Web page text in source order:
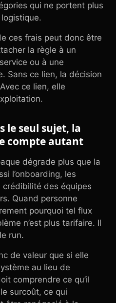
qui ne portent plus
ces frais peut donc être
la règle à un
ou à une
Sans ce lien, la décision
ce lien, elle
le seul sujet, la
compte autant
dégrade plus que la
l’onboarding, les
des équipes
Quand personne
pourquoi tel flux
n’est plus tarifaire. Il
run.
de valeur que si elle
au lieu de
comprendre ce qu’il
surcoût, ce qui